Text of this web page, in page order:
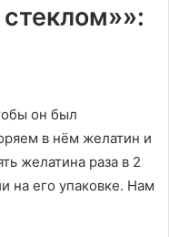
он был
в нём желатин и
желатина раза в 2
на его упаковке. Нам